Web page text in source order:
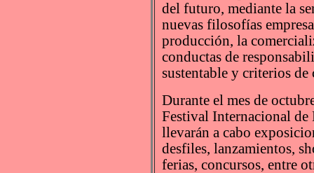
del futuro, mediante la
nuevas filosofías
producción, la
conductas de
sustentable y criterios
Durante el mes de
Festival Internacional de
llevarán a cabo
desfiles, lanzamientos,
ferias, concursos, entre